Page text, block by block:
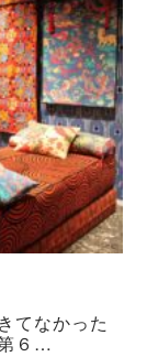
てなかった
６…